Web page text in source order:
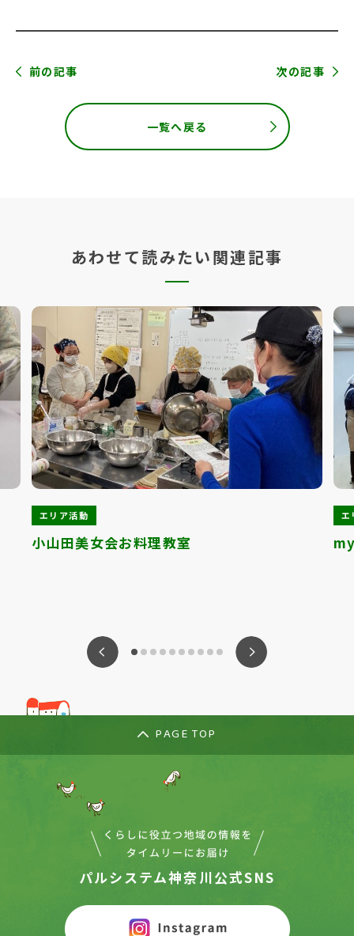
前の記事 次の記事
一覧へ戻る
あわせて読みたい関連記事
エリア活動
小山田美女会お料理教室
エ
PAGE TOP
パルシステム神奈川公式SNS